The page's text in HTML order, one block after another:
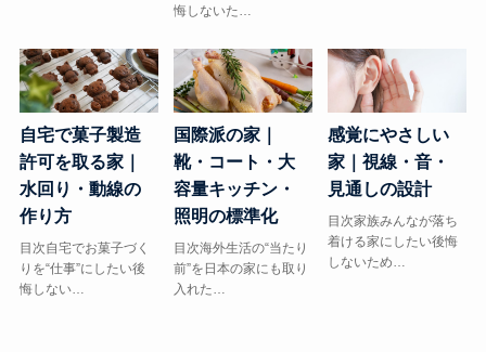
悔しないた…
自宅で菓子製造
許可を取る家｜
水回り・動線の
作り方
目次自宅でお菓子づく
りを“仕事”にしたい後
悔しない…
国際派の家｜
靴・コート・大
容量キッチン・
照明の標準化
目次海外生活の“当たり
前”を日本の家にも取り
入れた…
感覚にやさしい
家｜視線・音・
見通しの設計
目次家族みんなが落ち
着ける家にしたい後悔
しないため…